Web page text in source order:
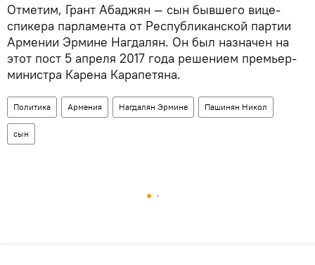
Отметим, Грант Абаджян — сын бывшего вице-
спикера парламента от Республиканской партии
Армении Эрмине Нагдалян. Он был назначен на
этот пост 5 апреля 2017 года решением премьер-
министра Карена Карапетяна.
Политика Армения Нагдалян Эрмине Пашинян Никол
сын